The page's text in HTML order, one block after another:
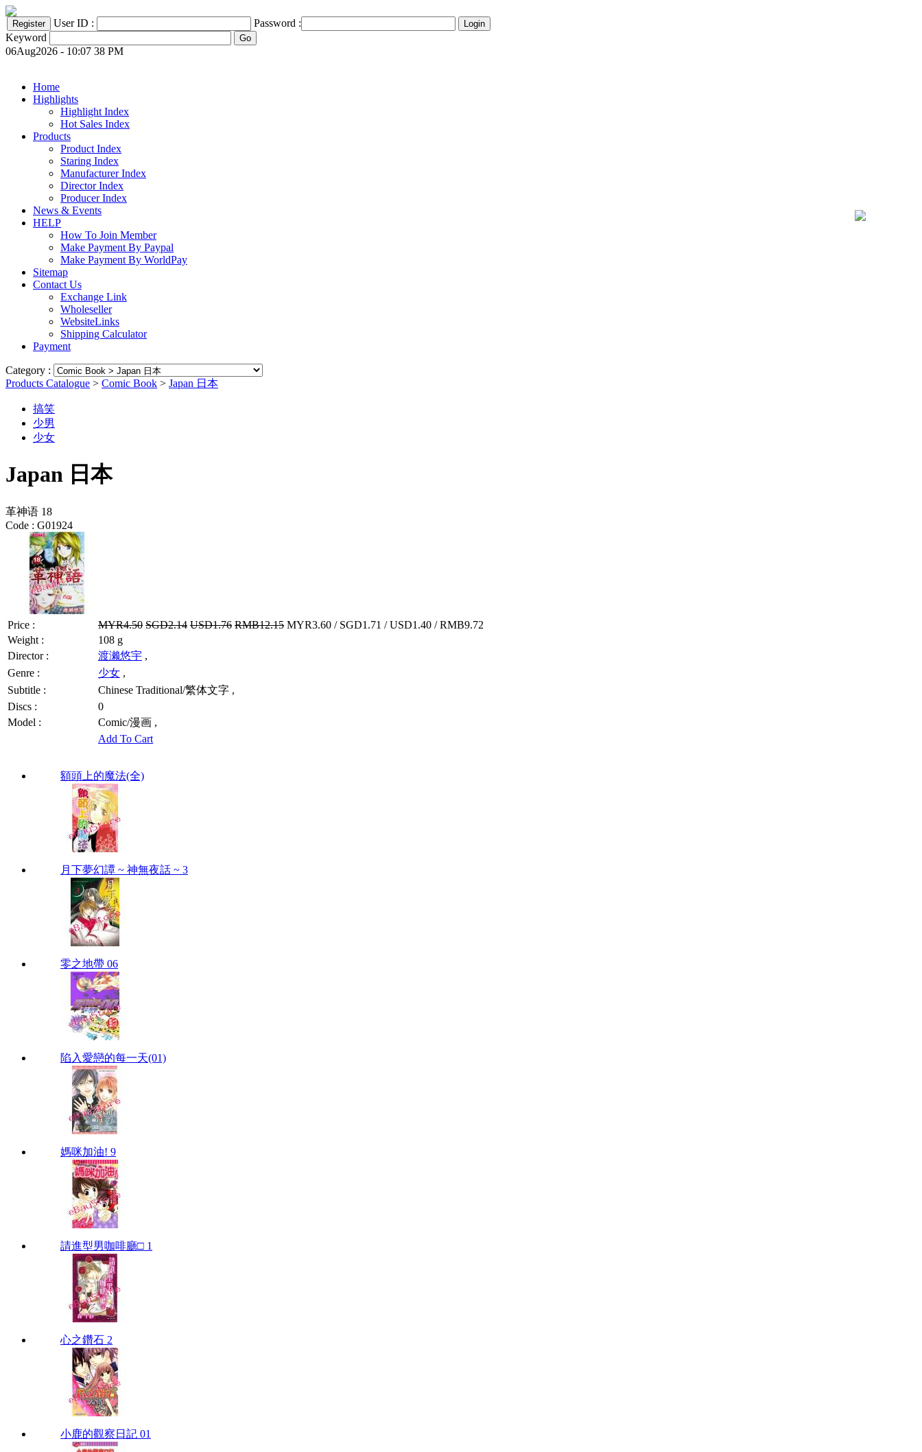
User ID :
Password :
Keyword
06Aug2026 - 10:07 38 PM
Home
Highlights
Highlight Index
Hot Sales Index
Products
Product Index
Staring Index
Manufacturer Index
Director Index
Producer Index
News & Events
HELP
How To Join Member
Make Payment By Paypal
Make Payment By WorldPay
Sitemap
Contact Us
Exchange Link
Wholeseller
WebsiteLinks
Shipping Calculator
Payment
Category :
Products Catalogue > Comic Book > Japan 日本
搞笑
少男
少女
Japan 日本
革神语 18
Code : G01924
Price : MYR4.50 SGD2.14 USD1.76 RMB12.15 MYR3.60 / SGD1.71 / USD1.40 / RMB9.72
Weight :
108 g
Director :
渡濑悠宇 ,
Genre :
少女 ,
Subtitle :
Chinese Traditional/繁体文字 ,
Discs :
0
Model :
Comic/漫画 ,
Add To Cart
額頭上的魔法(全)
月下夢幻譚 ~ 神無夜話 ~ 3
零之地帶 06
陷入愛戀的每一天(01)
媽咪加油! 9
請進型男咖啡廳□ 1
心之鑽石 2
小鹿的觀察日記 01